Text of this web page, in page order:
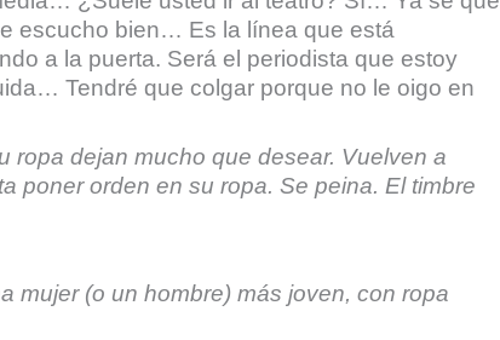
escucho bien… Es la línea que está
a la puerta. Será el periodista que estoy
Tendré que colgar porque no le oigo en
ropa dejan mucho que desear. Vuelven a
poner orden en su ropa. Se peina. El timbre
mujer (o un hombre) más joven, con ropa